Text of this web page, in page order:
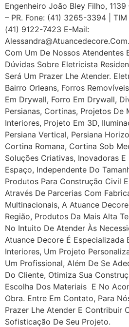
Engenheiro João Bley Filho,
– PR. Fone: (41) 3265-3394 | TIM
(41) 9122-7423 E-Mail:
Com Um De Nossos Atendentes
Dúvidas Sobre Eletricista
Será Um Prazer Lhe Atender.
Bairro Orleans, Forros
Em Drywall, Forro Em Drywall,
Persianas, Cortinas, Projetos De
Interiores, Projeto Em 3D,
Persiana Vertical, Persiana
Cortina Romana, Cortina Sob
Soluções Criativas, Inovadoras E
Espaço, Independente Do
Produtos Para Construção Civil
Através De Parcerias Com
Multinacionais, A Atuance
Região, Produtos Da Mais Alta
No Intuito De Atender Às
Atuance Decore É Especializada
Interiores, Um Projeto
Um Profissional, Além De Se
Do Cliente, Otimiza Sua
Escolha Dos Materiais E No
Obra. Entre Em Contato, Para
Prazer Lhe Atender E Contribuir
Sofisticação De Seu Projeto.